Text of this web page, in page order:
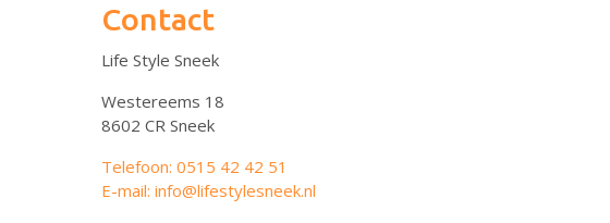
Contact
Life Style Sneek
Westereems 18
8602 CR Sneek
Telefoon: 0515 42 42 51
E-mail: info@lifestylesneek.nl